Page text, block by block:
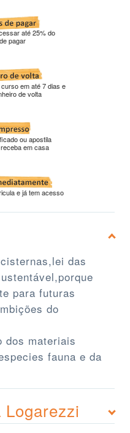
até 25% do
pagar
em até 7 dias e
de volta
ou apostila
em casa
e já tem acesso
das
para futuras
do
dos materiais
fauna e da